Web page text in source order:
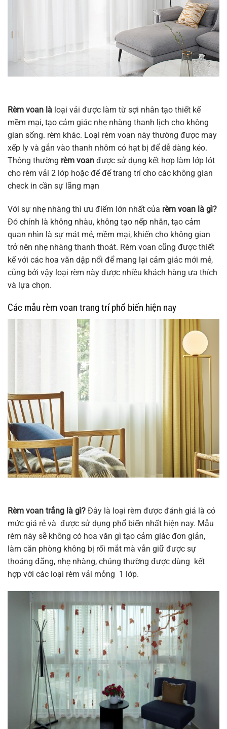
Rèm voan là loại vải được làm từ sợi nhân tạo thiết kế
mềm mại, tạo cảm giác nhẹ nhàng thanh lịch cho không
gian sống. rèm khác. Loại rèm voan này thường được may
xếp ly và gắn vào thanh nhôm có hạt bị để dễ dàng kéo.
Thông thường rèm voan được sử dụng kết hợp làm lớp lót
cho rèm vải 2 lớp hoặc để để trang trí cho các không gian
check in cần sự lãng mạn
Với sự nhẹ nhàng thì ưu điểm lớn nhất của rèm voan là gì?
Đó chính là không nhàu, không tạo nếp nhăn, tạo cảm
quan nhìn là sự mát mẻ, mềm mại, khiến cho không gian
trở nên nhẹ nhàng thanh thoát. Rèm voan cũng được thiết
kế với các hoa văn dập nổi để mang lại cảm giác mới mẻ,
cũng bởi vậy loại rèm này được nhiều khách hàng ưa thích
và lựa chọn.
Các mẫu rèm voan trang trí phổ biến hiện nay
Rèm voan trắng là gì? Đây là loại rèm được đánh giá là có
mức giá rẻ và được sử dụng phổ biến nhất hiện nay. Mẫu
rèm này sẽ không có hoa văn gì tạo cảm giác đơn giản,
làm căn phòng không bị rối mắt mà vẫn giữ được sự
thoáng đãng, nhẹ nhàng, chúng thường được dùng kết
hợp với các loại rèm vải mỏng 1 lớp.